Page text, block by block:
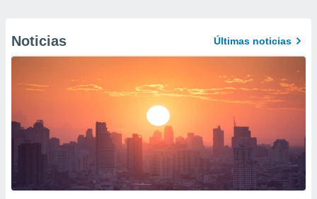
Noticias Últimas noticias